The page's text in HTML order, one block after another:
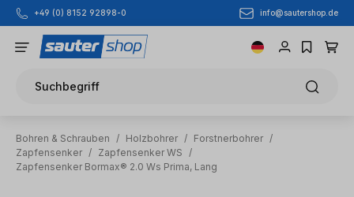
Zum Hauptinhalt springen
+49 (0) 8152 92898-0 info@sautershop.de
Suchbegriff
Bohren & Schrauben / Holzbohrer / Forstnerbohrer /
Zapfensenker / Zapfensenker WS
/
Zapfensenker Bormax® 2.0 Ws Prima, Lang